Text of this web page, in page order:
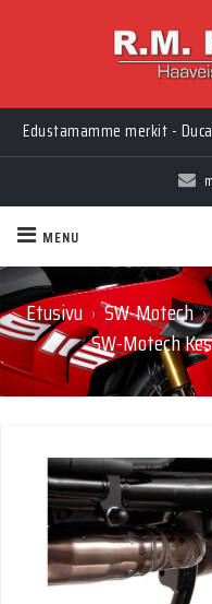
Edustamamme merkit -
MENU
Etusivu › SW-Motech ›
SW-Motech